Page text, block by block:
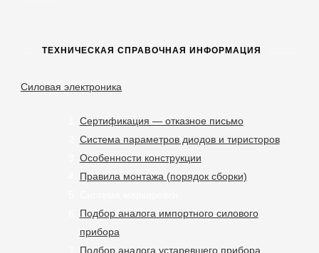
ТЕХНИЧЕСКАЯ СПРАВОЧНАЯ ИНФОРМАЦИЯ
Силовая электроника
Сертификация — отказное письмо
Система параметров диодов и тиристоров
Особенности конструкции
Правила монтажа (порядок сборки)
Подбор аналога импортного силового
прибора
Подбор аналога устаревшего прибора